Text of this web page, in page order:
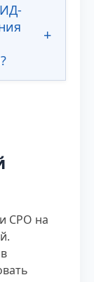
СРО на